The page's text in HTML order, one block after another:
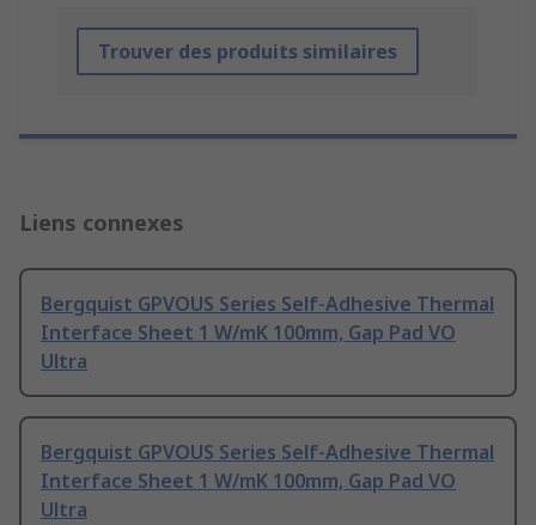
Trouver des produits similaires
Liens connexes
Bergquist GPVOUS Series Self-Adhesive Thermal
Interface Sheet 1 W/mK 100mm, Gap Pad VO
Ultra
Bergquist GPVOUS Series Self-Adhesive Thermal
Interface Sheet 1 W/mK 100mm, Gap Pad VO
Ultra